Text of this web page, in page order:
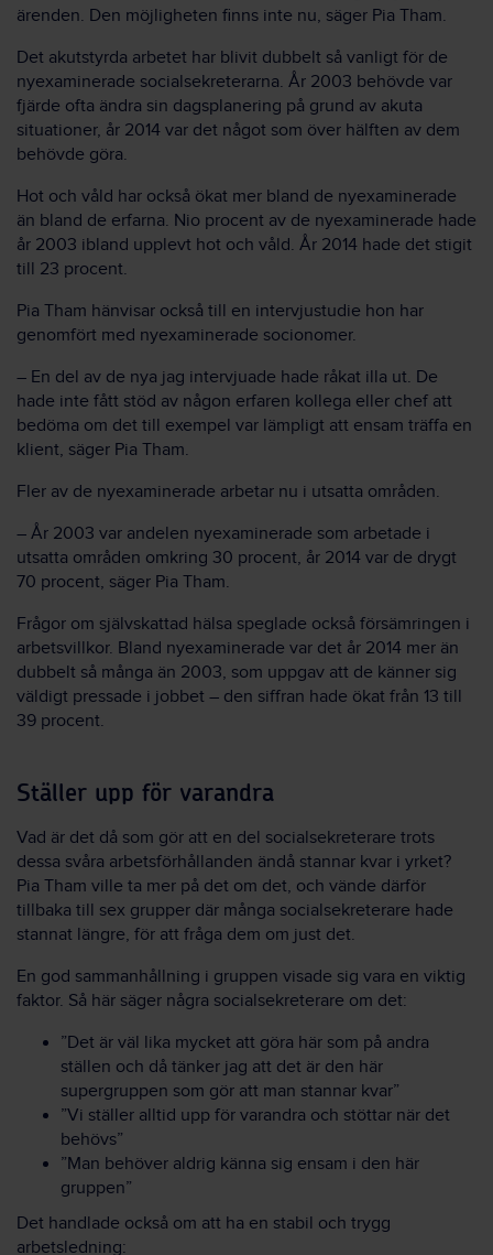
ärenden. Den möjligheten finns inte nu, säger Pia Tham.
Det akutstyrda arbetet har blivit dubbelt så vanligt för de
nyexaminerade socialsekreterarna. År 2003 behövde var
fjärde ofta ändra sin dagsplanering på grund av akuta
situationer, år 2014 var det något som över hälften av dem
behövde göra.
Hot och våld har också ökat mer bland de nyexaminerade
än bland de erfarna. Nio procent av de nyexaminerade hade
år 2003 ibland upplevt hot och våld. År 2014 hade det stigit
till 23 procent.
Pia Tham hänvisar också till en intervjustudie hon har
genomfört med nyexaminerade socionomer.
– En del av de nya jag intervjuade hade råkat illa ut. De
hade inte fått stöd av någon erfaren kollega eller chef att
bedöma om det till exempel var lämpligt att ensam träffa en
klient, säger Pia Tham.
Fler av de nyexaminerade arbetar nu i utsatta områden.
– År 2003 var andelen nyexaminerade som arbetade i
utsatta områden omkring 30 procent, år 2014 var de drygt
70 procent, säger Pia Tham.
Frågor om självskattad hälsa speglade också försämringen i
arbetsvillkor. Bland nyexaminerade var det år 2014 mer än
dubbelt så många än 2003, som uppgav att de känner sig
väldigt pressade i jobbet – den siffran hade ökat från 13 till
39 procent.
Ställer upp för varandra
Vad är det då som gör att en del socialsekreterare trots
dessa svåra arbetsförhållanden ändå stannar kvar i yrket?
Pia Tham ville ta mer på det om det, och vände därför
tillbaka till sex grupper där många socialsekreterare hade
stannat längre, för att fråga dem om just det.
En god sammanhållning i gruppen visade sig vara en viktig
faktor. Så här säger några socialsekreterare om det:
”Det är väl lika mycket att göra här som på andra
ställen och då tänker jag att det är den här
supergruppen som gör att man stannar kvar”
”Vi ställer alltid upp för varandra och stöttar när det
behövs”
”Man behöver aldrig känna sig ensam i den här
gruppen”
Det handlade också om att ha en stabil och trygg
arbetsledning: